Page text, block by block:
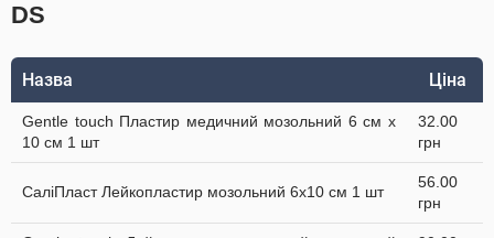
DS
Назва Ціна
Gentle touch Пластир медичний мозольний 6 см х
10 см 1 шт
32.00
грн
СаліПласт Лейкопластир мозольний 6х10 см 1 шт
56.00
грн